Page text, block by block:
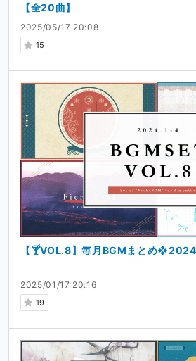
2025/05/17 20:08
15
【全20曲】
2025/01/17 20:16
19
【🍸VOL.8】毎月BGMまとめ❖2024